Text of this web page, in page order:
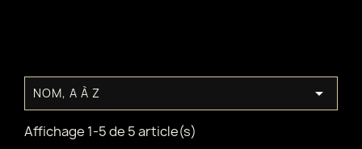
NOM, A À Z 
Affichage 1-5 de 5 article(s)